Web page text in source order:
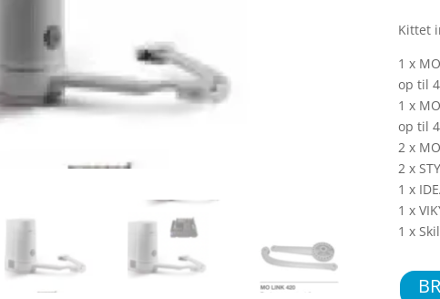
Kittet
1 x
op til
1 x
op til
2 x
2 x
1 x
1 x
1 x